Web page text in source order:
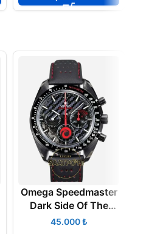
Omega Speedmaster
Dark Side Of The
Moon Alinghi Calibre
₺